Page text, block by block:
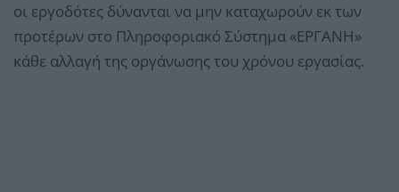
οι εργοδότες δύνανται να μην καταχωρούν εκ των
προτέρων στο Πληροφοριακό Σύστημα «ΕΡΓΑΝΗ»
κάθε αλλαγή της οργάνωσης του χρόνου εργασίας.